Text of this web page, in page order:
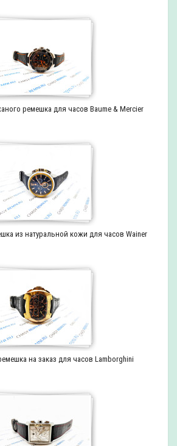
ремешка для часов Baume & Mercier
из натуральной кожи для часов Wainer
на заказ для часов Lamborghini